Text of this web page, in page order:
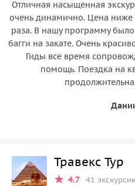
Отличная насыщенная
очень динамично. Цена ниже
раза. В нашу программу
багги на закате. Очень
Гиды все время
помощь. Поездка на
Травекс Тур
4.7 41